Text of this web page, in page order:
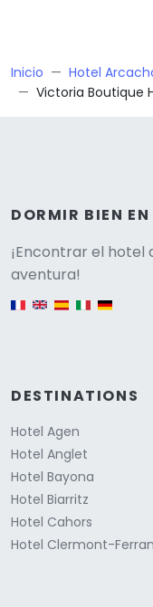
Inicio Hotel
Victoria Boutique
DORMIR BIEN
¡Encontrar el hotel
aventura!
English version
DESTINATIONS
Hotel Agen
Hotel Anglet
Hotel Bayona
Hotel Biarritz
Hotel Cahors
Hotel Clermont-